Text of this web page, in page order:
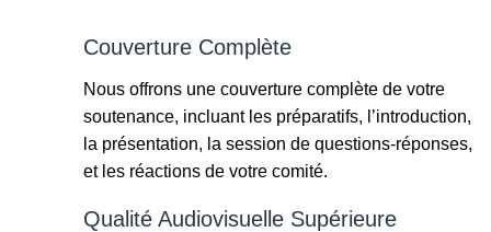
Couverture Complète
Nous offrons une couverture complète de votre
soutenance, incluant les préparatifs, l’introduction,
la présentation, la session de questions-réponses,
et les réactions de votre comité.
Qualité Audiovisuelle Supérieure